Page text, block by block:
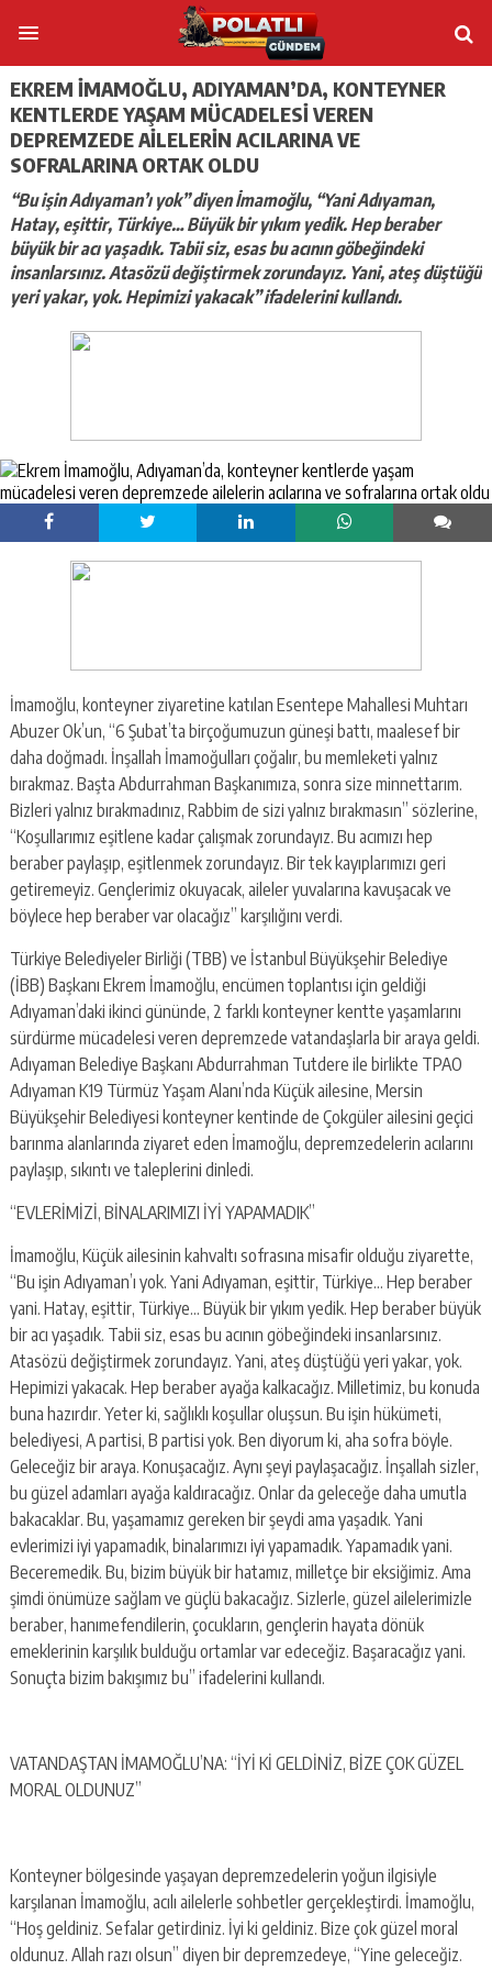
EKREM İMAMOĞLU, ADIYAMAN’DA, KONTEYNER
KENTLERDE YAŞAM MÜCADELESI VEREN
DEPREMZEDE AILELERIN ACILARINA VE
SOFRALARINA ORTAK OLDU
“Bu işin Adıyaman’ı yok” diyen İmamoğlu, “Yani Adıyaman,
Hatay, eşittir, Türkiye… Büyük bir yıkım yedik. Hep beraber
büyük bir acı yaşadık. Tabii siz, esas bu acının göbeğindeki
insanlarsınız. Atasözü değiştirmek zorundayız. Yani, ateş düştüğü
yeri yakar, yok. Hepimizi yakacak” ifadelerini kullandı.
İmamoğlu, konteyner ziyaretine katılan Esentepe Mahallesi Muhtarı
Abuzer Ok’un, “6 Şubat’ta birçoğumuzun güneşi battı, maalesef bir
daha doğmadı. İnşallah İmamoğulları çoğalır, bu memleketi yalnız
bırakmaz. Başta Abdurrahman Başkanımıza, sonra size minnettarım.
Bizleri yalnız bırakmadınız, Rabbim de sizi yalnız bırakmasın” sözlerine,
“Koşullarımız eşitlene kadar çalışmak zorundayız. Bu acımızı hep
beraber paylaşıp, eşitlenmek zorundayız. Bir tek kayıplarımızı geri
getiremeyiz. Gençlerimiz okuyacak, aileler yuvalarına kavuşacak ve
böylece hep beraber var olacağız” karşılığını verdi.
Türkiye Belediyeler Birliği (TBB) ve İstanbul Büyükşehir Belediye
(İBB) Başkanı Ekrem İmamoğlu, encümen toplantısı için geldiği
Adıyaman’daki ikinci gününde, 2 farklı konteyner kentte yaşamlarını
sürdürme mücadelesi veren depremzede vatandaşlarla bir araya geldi.
Adıyaman Belediye Başkanı Abdurrahman Tutdere ile birlikte TPAO
Adıyaman K19 Türmüz Yaşam Alanı’nda Küçük ailesine, Mersin
Büyükşehir Belediyesi konteyner kentinde de Çokgüler ailesini geçici
barınma alanlarında ziyaret eden İmamoğlu, depremzedelerin acılarını
paylaşıp, sıkıntı ve taleplerini dinledi.
“EVLERİMİZİ, BİNALARIMIZI İYİ YAPAMADIK”
İmamoğlu, Küçük ailesinin kahvaltı sofrasına misafir olduğu ziyarette,
“Bu işin Adıyaman’ı yok. Yani Adıyaman, eşittir, Türkiye… Hep beraber
yani. Hatay, eşittir, Türkiye… Büyük bir yıkım yedik. Hep beraber büyük
bir acı yaşadık. Tabii siz, esas bu acının göbeğindeki insanlarsınız.
Atasözü değiştirmek zorundayız. Yani, ateş düştüğü yeri yakar, yok.
Hepimizi yakacak. Hep beraber ayağa kalkacağız. Milletimiz, bu konuda
buna hazırdır. Yeter ki, sağlıklı koşullar oluşsun. Bu işin hükümeti,
belediyesi, A partisi, B partisi yok. Ben diyorum ki, aha sofra böyle.
Geleceğiz bir araya. Konuşacağız. Aynı şeyi paylaşacağız. İnşallah sizler,
bu güzel adamları ayağa kaldıracağız. Onlar da geleceğe daha umutla
bakacaklar. Bu, yaşamamız gereken bir şeydi ama yaşadık. Yani
evlerimizi iyi yapamadık, binalarımızı iyi yapamadık. Yapamadık yani.
Beceremedik. Bu, bizim büyük bir hatamız, milletçe bir eksiğimiz. Ama
şimdi önümüze sağlam ve güçlü bakacağız. Sizlerle, güzel ailelerimizle
beraber, hanımefendilerin, çocukların, gençlerin hayata dönük
emeklerinin karşılık bulduğu ortamlar var edeceğiz. Başaracağız yani.
Sonuçta bizim bakışımız bu” ifadelerini kullandı.
VATANDAŞTAN İMAMOĞLU’NA: “İYİ Kİ GELDİNİZ, BİZE ÇOK GÜZEL
MORAL OLDUNUZ”
Konteyner bölgesinde yaşayan depremzedelerin yoğun ilgisiyle
karşılanan İmamoğlu, acılı ailelerle sohbetler gerçekleştirdi. İmamoğlu,
“Hoş geldiniz. Sefalar getirdiniz. İyi ki geldiniz. Bize çok güzel moral
oldunuz. Allah razı olsun” diyen bir depremzedeye, “Yine geleceğiz.